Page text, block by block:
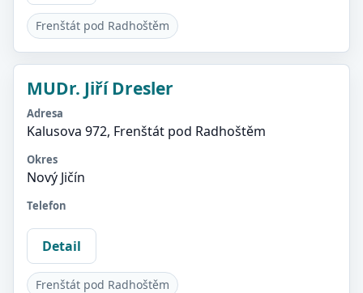
Frenštát pod Radhoštěm
MUDr. Jiří Dresler
Adresa
Kalusova 972, Frenštát pod Radhoštěm
Okres
Nový Jičín
Telefon
Detail
Frenštát pod Radhoštěm